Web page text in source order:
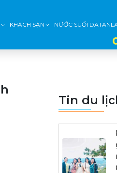
KHÁCH SẠN NƯỚC SUỐI
Tin du